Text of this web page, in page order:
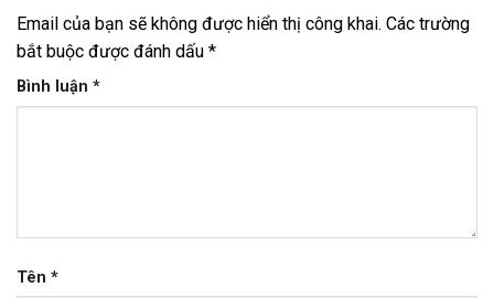
Email của bạn sẽ không được hiển thị công khai. Các trường
bắt buộc được đánh dấu *
Bình luận *
Tên *